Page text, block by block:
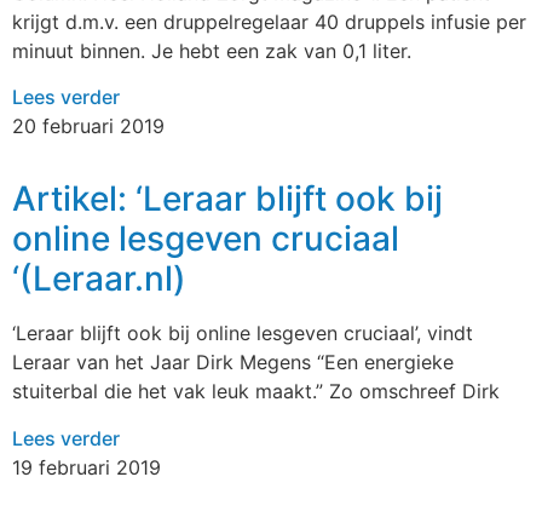
krijgt d.m.v. een druppelregelaar 40 druppels infusie per
minuut binnen. Je hebt een zak van 0,1 liter.
Lees verder
20 februari 2019
Artikel: ‘Leraar blijft ook bij
online lesgeven cruciaal
‘(Leraar.nl)
‘Leraar blijft ook bij online lesgeven cruciaal’, vindt
Leraar van het Jaar Dirk Megens “Een energieke
stuiterbal die het vak leuk maakt.” Zo omschreef Dirk
Lees verder
19 februari 2019